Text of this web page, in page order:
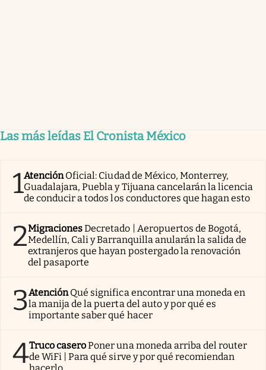
Las más leídas El Cronista México
1AtenciónOficial: Ciudad de México, Monterrey,
Guadalajara, Puebla y Tijuana cancelarán la licencia
de conducir a todos los conductores que hagan esto
2MigracionesDecretado | Aeropuertos de Bogotá,
Medellín, Cali y Barranquilla anularán la salida de
extranjeros que hayan postergado la renovación
del pasaporte
3AtenciónQué significa encontrar una moneda en
la manija de la puerta del auto y por qué es
importante saber qué hacer
4Truco caseroPoner una moneda arriba del router
de WiFi | Para qué sirve y por qué recomiendan